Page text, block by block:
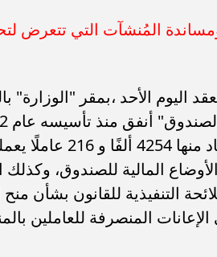
المُنشآت التي تتعرض
اليوم الأحد ،بمقر "الوزارة"
وحتى الآن ، مليارين و 262 مليونًا و 300 ألف جنيه،
المالية للصندوق، وكذلك
التنفيذية للقانون بشأن منح
المنصرفة للعاملين